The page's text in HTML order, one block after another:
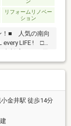
ン
リフォームリノベー
ション
！■ 人気の南向
クヘッジ、借換
保険の見直
点検、駆け付け
をご覧下さいま
のお客様は下記
合わせ専用フ
０３
金井駅 徒歩14分